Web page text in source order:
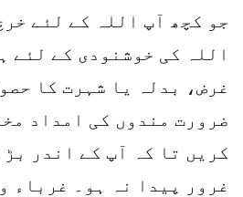
جو کچھ آپ اللہ کے لئے
اللہ کی خوشنودی کے لئے
غرض، بدلہ یا شہرت کا
ضرورت مندوں کی امداد
کریں تا کہ آپ کے اندر
غرور پیدا نہ ہو۔ غرباء